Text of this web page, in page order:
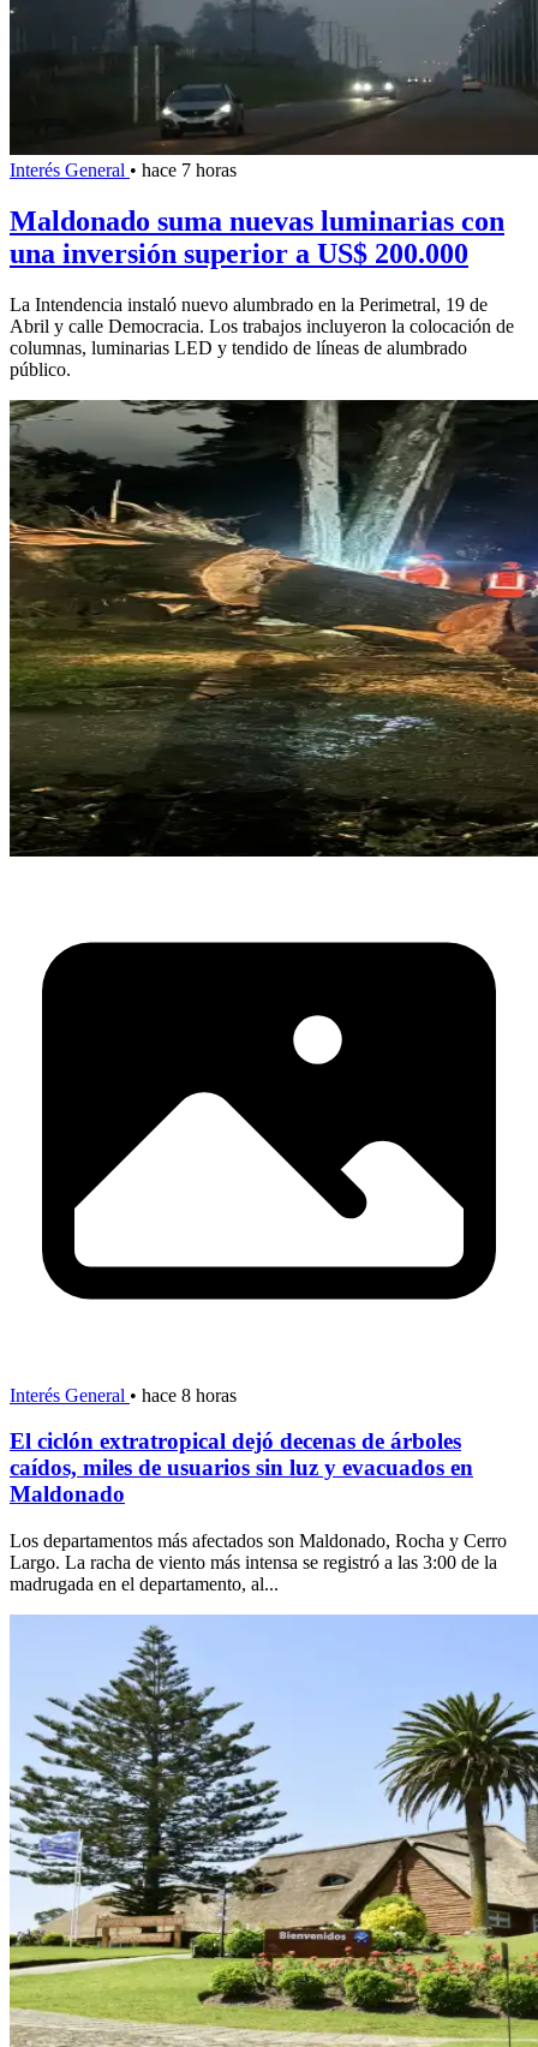
Interés General • hace 7 horas
Maldonado suma nuevas luminarias con
una inversión superior a US$ 200.000
La Intendencia instaló nuevo alumbrado en la Perimetral, 19 de
Abril y calle Democracia. Los trabajos incluyeron la colocación de
columnas, luminarias LED y tendido de líneas de alumbrado
público.
Interés General • hace 8 horas
El ciclón extratropical dejó decenas de árboles
caídos, miles de usuarios sin luz y evacuados en
Maldonado
Los departamentos más afectados son Maldonado, Rocha y Cerro
Largo. La racha de viento más intensa se registró a las 3:00 de la
madrugada en el departamento, al...